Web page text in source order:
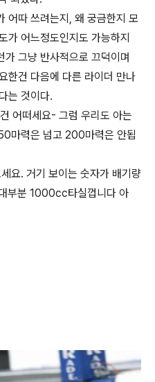
어따 쓰려는지, 왜 궁금한지 모
가 어느정도인지도 가능하지
그냥 반사적으로 끄덕이며
한건 다음에 다른 라이더 만나
는 것이다.
어떠세요- 그럼 우리도 아는
마력은 넘고 200마력은 안됩
요. 거기 보이는 숫자가 배기량
부분 1000cc타실껍니다 아